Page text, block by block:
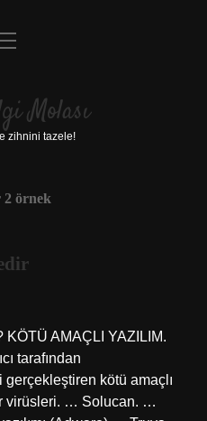
UyarıMolası
zihnini tazele!
2 örnek
KÖTÜ AMAÇLI YAZILIM.
tarafından
kötü amaçlı
virüsleri. … Solucan. …